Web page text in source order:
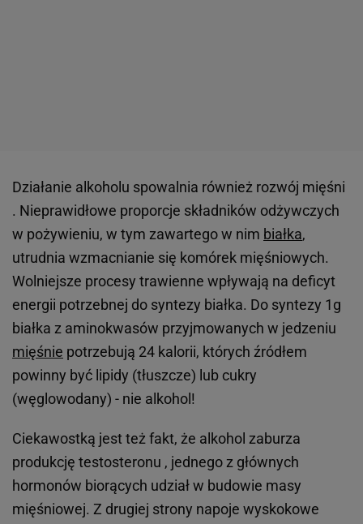
Działanie alkoholu spowalnia również rozwój mięśni
. Nieprawidłowe proporcje składników odżywczych
w pożywieniu, w tym zawartego w nim białka,
utrudnia wzmacnianie się komórek mięśniowych.
Wolniejsze procesy trawienne wpływają na deficyt
energii potrzebnej do syntezy białka. Do syntezy 1g
białka z aminokwasów przyjmowanych w jedzeniu
mięśnie potrzebują 24 kalorii, których źródłem
powinny być lipidy (tłuszcze) lub cukry
(węglowodany) - nie alkohol!
Ciekawostką jest też fakt, że alkohol zaburza
produkcję testosteronu , jednego z głównych
hormonów biorących udział w budowie masy
mięśniowej. Z drugiej strony napoje wyskokowe